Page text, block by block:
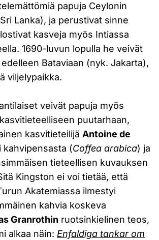
papuja Ceylonin
Lanka), ja perustivat sinne
kasveja myös Intiassa
1690-luvun lopulla he veivät
Bataviaan (nyk. Jakarta),
viljelypaikka.
veivät papuja myös
puutarhaan,
kasvitieteilijä Antoine de
kahvipensasta (Coffea arabica) ja
tieteellisen kuvauksen
Kingston ei voi tietää, että
Akatemiassa ilmestyi
kahvia koskeva
Granrothin ruotsinkielinen teos,
alkaa näin: Enfaldiga tankar om